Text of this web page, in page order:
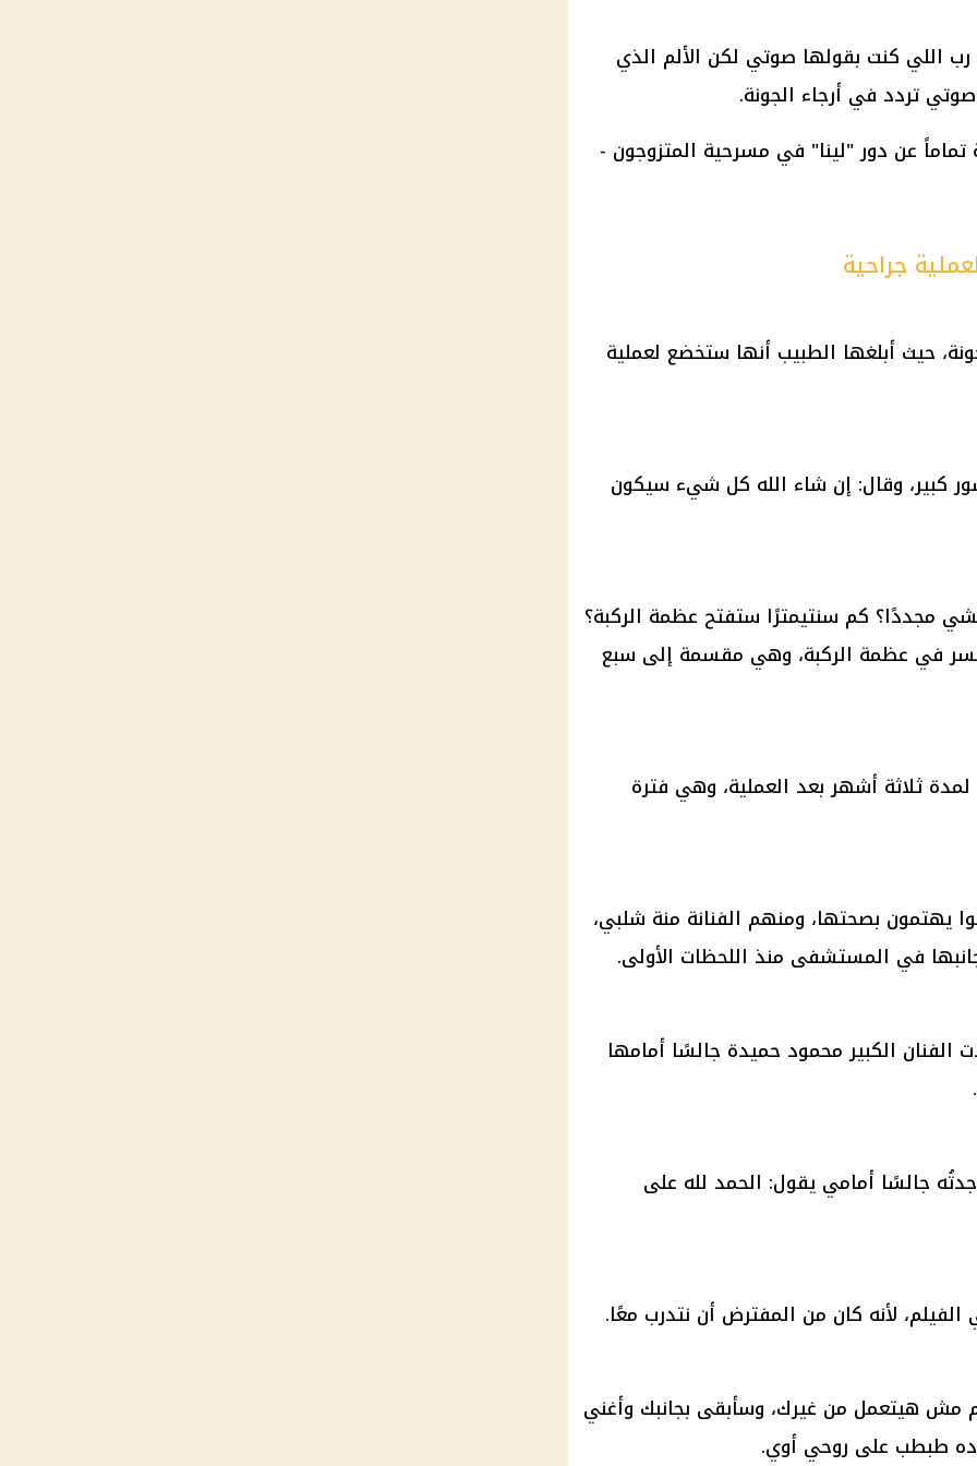
اللي كنت بقولها صوتي لكن الألم الذي
تردد في أرجاء الجونة.
جراحية
حيث أبلغها الطبيب أنها ستخضع لعملية
كبير، وقال: إن شاء الله كل شيء سيكون
مجددًا؟ كم سنتيمترًا ستفتح عظمة الركبة؟
في عظمة الركبة، وهي مقسمة إلى سبع
ثلاثة أشهر بعد العملية، وهي فترة
يهتمون بصحتها، ومنهم الفنانة منة شلبي،
في المستشفى منذ اللحظات الأولى.
الكبير محمود حميدة جالسًا أمامها
جالسًا أمامي يقول: الحمد لله على
لأنه كان من المفترض أن نتدرب معًا.
مش هيتعمل من غيرك، وسأبقى بجانبك وأغني
ده طبطب على روحي أوي.